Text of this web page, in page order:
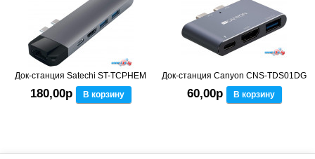
Док-станция Satechi ST-TCPHEM
180,00р В корзину
Док-станция Canyon CNS-TDS01DG
60,00р В корзину